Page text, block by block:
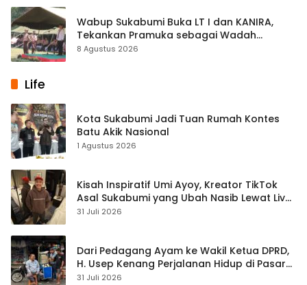
Wabup Sukabumi Buka LT I dan KANIRA,
Tekankan Pramuka sebagai Wadah
Pembentukan Karakter
8 Agustus 2026
Life
Kota Sukabumi Jadi Tuan Rumah Kontes
Batu Akik Nasional
1 Agustus 2026
Kisah Inspiratif Umi Ayoy, Kreator TikTok
Asal Sukabumi yang Ubah Nasib Lewat Live
Streaming
31 Juli 2026
Dari Pedagang Ayam ke Wakil Ketua DPRD,
H. Usep Kenang Perjalanan Hidup di Pasar
Cisaat
31 Juli 2026